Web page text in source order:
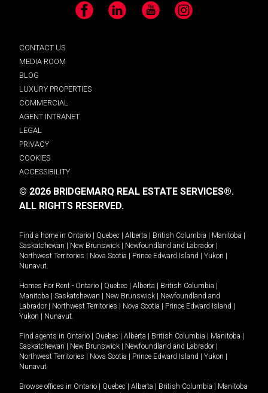
Facebook LinkedIn YouTube Instagram
CONTACT US
MEDIA ROOM
BLOG
LUXURY PROPERTIES
COMMERCIAL
AGENT INTRANET
LEGAL
PRIVACY
COOKIES
ACCESSIBILITY
© 2026 BRIDGEMARQ REAL ESTATE SERVICES®.
ALL RIGHTS RESERVED.
Find a home in Ontario Quebec Alberta British Columbia Manitoba
Saskatchewan
New Brunswick Newfoundland and Labrador
Northwest Territories
Nova Scotia Prince Edward Island Yukon
Nunavut.
Homes For Rent - Ontario Quebec Alberta British Columbia
Manitoba
Saskatchewan New Brunswick
Newfoundland and
Labrador
Northwest Territories Nova Scotia Prince Edward Island
Yukon
Nunavut.
Find agents in Ontario Quebec Alberta British Columbia Manitoba
Saskatchewan
New Brunswick Newfoundland and Labrador
Northwest Territories
Nova Scotia Prince Edward Island Yukon
Nunavut
Browse offices in Ontario Quebec Alberta British Columbia
Manitoba